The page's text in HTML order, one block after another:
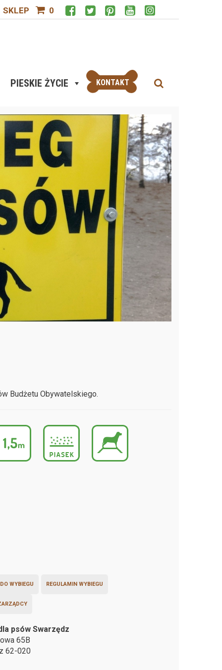
SKLEP 0
PIESKIE ŻYCIE KONTAKT
Budżetu Obywatelskiego.
WYBIEGU REGULAMIN WYBIEGU
psów Swarzędz
65B
62-020